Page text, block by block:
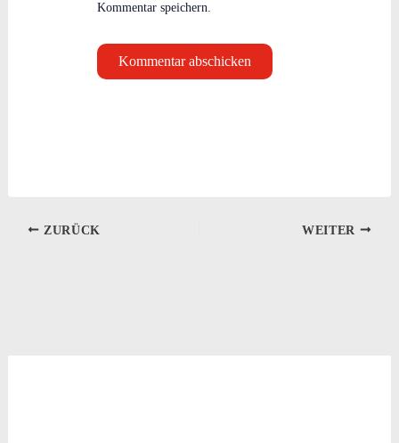
Kommentar speichern.
ZURÜCK WEITER